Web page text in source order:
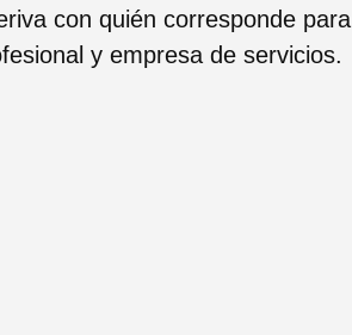
con quién corresponde para
y empresa de servicios.